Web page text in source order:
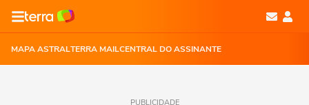
MAPA ASTRALTERRA MAILCENTRAL DO ASSINANTE
PUBLICIDADE